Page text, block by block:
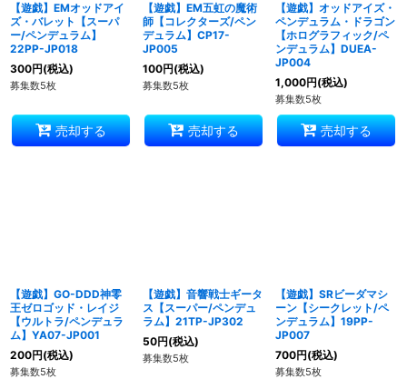
【遊戯】EMオッドアイ
ズ・バレット【スーパ
ー/ペンデュラム】
22PP-JP018
300円(税込)
募集数5枚
売却する
【遊戯】EM五虹の魔術
師【コレクターズ/ペン
デュラム】CP17-
JP005
100円(税込)
募集数5枚
売却する
【遊戯】オッドアイズ・
ペンデュラム・ドラゴン
【ホログラフィック/ペ
ンデュラム】DUEA-
JP004
1,000円(税込)
募集数5枚
売却する
【遊戯】GO-DDD神零
王ゼロゴッド・レイジ
【ウルトラ/ペンデュラ
ム】YA07-JP001
200円(税込)
募集数5枚
【遊戯】音響戦士ギータ
ス【スーパー/ペンデュ
ラム】21TP-JP302
50円(税込)
募集数5枚
【遊戯】SRビーダマシ
ーン【シークレット/ペ
ンデュラム】19PP-
JP007
700円(税込)
募集数5枚